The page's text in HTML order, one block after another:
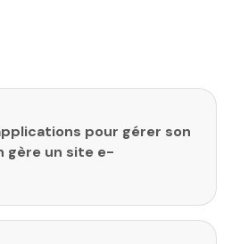
de l’article
pour gérer son
gère un site e-